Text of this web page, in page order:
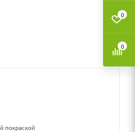
покраской
0
0